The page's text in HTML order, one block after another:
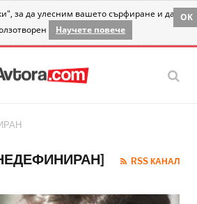
за да улесним вашето сърфиране и да
Научете повече
OK
RSS КАНАЛ